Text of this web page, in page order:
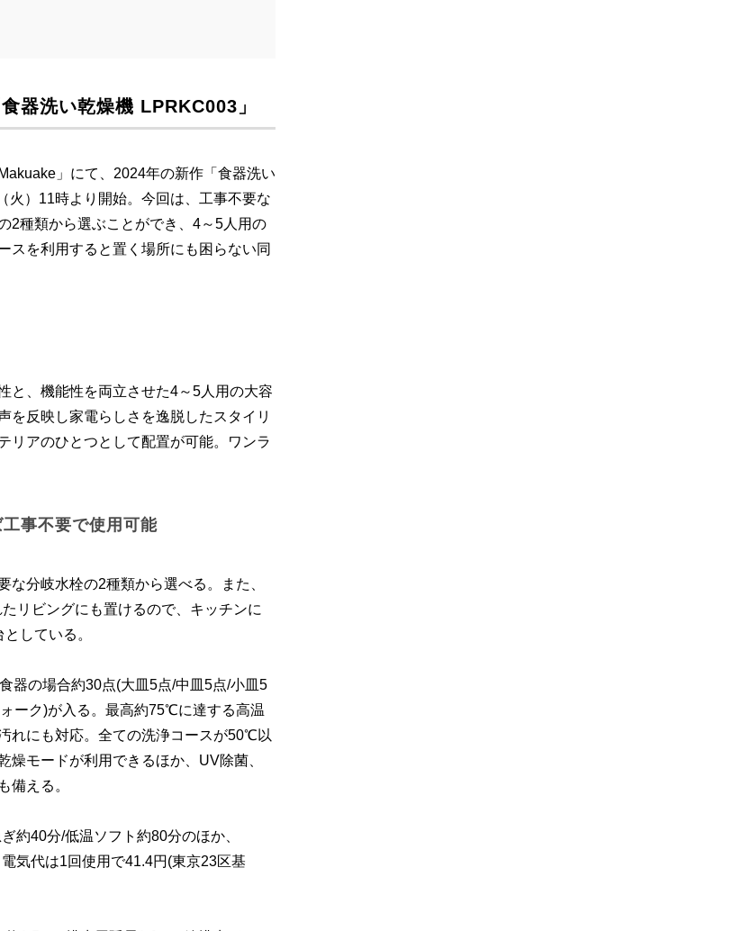
器洗い乾燥機 LPRKC003」
」にて、2024年の新作「食器洗い
）11時より開始。今回は、工事不要な
2種類から選ぶことができ、4～5人用の
スを利用すると置く場所にも困らない同
と、機能性を両立させた4～5人用の大容
を反映し家電らしさを逸脱したスタイリ
リアのひとつとして配置が可能。ワンラ
事不要で使用可能
分岐水栓の2種類から選べる。また、
リビングにも置けるので、キッチンに
している。
器の場合約30点(大皿5点/中皿5点/小皿5
ーク)が入る。最高約75℃に達する高温
れにも対応。全ての洗浄コースが50℃以
燥モードが利用できるほか、UV除菌、
備える。
約40分/低温ソフト約80分のほか、
気代は1回使用で41.4円(東京23区基